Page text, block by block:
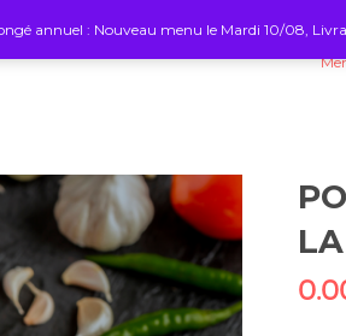
annuel : Nouveau menu le Mardi 10/08,